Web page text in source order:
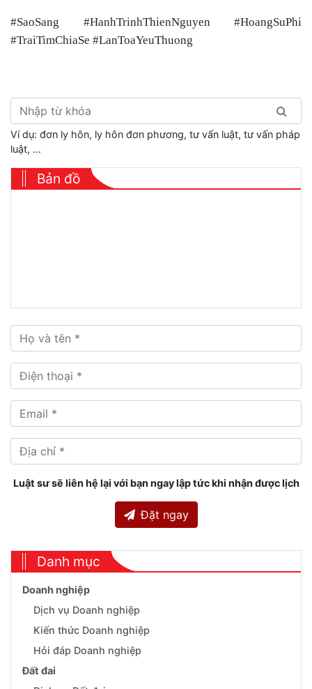
#SaoSang #HanhTrinhThienNguyen #HoangSuPhi
#TraiTimChiaSe #LanToaYeuThuong
Ví dụ: đơn ly hôn, ly hôn đơn phương, tư vấn luật, tư vấn pháp
luật, ...
Bản đồ
Luật sư sẽ liên hệ lại với bạn ngay lập tức khi nhận được lịch
Đặt ngay
Danh mục
Doanh nghiệp
Dịch vụ Doanh nghiệp
Kiến thức Doanh nghiệp
Hỏi đáp Doanh nghiệp
Đất đai